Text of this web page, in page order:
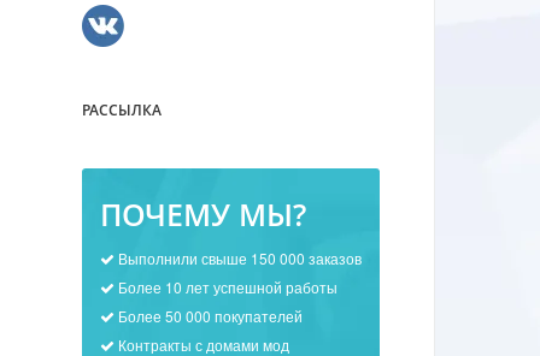
РАССЫЛКА
ПОЧЕМУ МЫ?
Выполнили свыше 150 000 заказов
Более 10 лет успешной работы
Более 50 000 покупателей
Контракты с домами мод